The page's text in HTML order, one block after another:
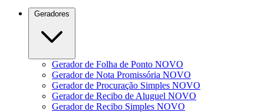
Gerador de Folha de Ponto NOVO
Gerador de Nota Promissória NOVO
Gerador de Procuração Simples NOVO
Gerador de Recibo de Aluguel NOVO
Gerador de Recibo Simples NOVO